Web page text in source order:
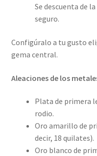
Se descuenta de
seguro.
Configúralo a tu gusto
gema central.
Aleaciones de los
Plata de primera
rodio.
Oro amarillo de
decir, 18 quilates).
Oro blanco de